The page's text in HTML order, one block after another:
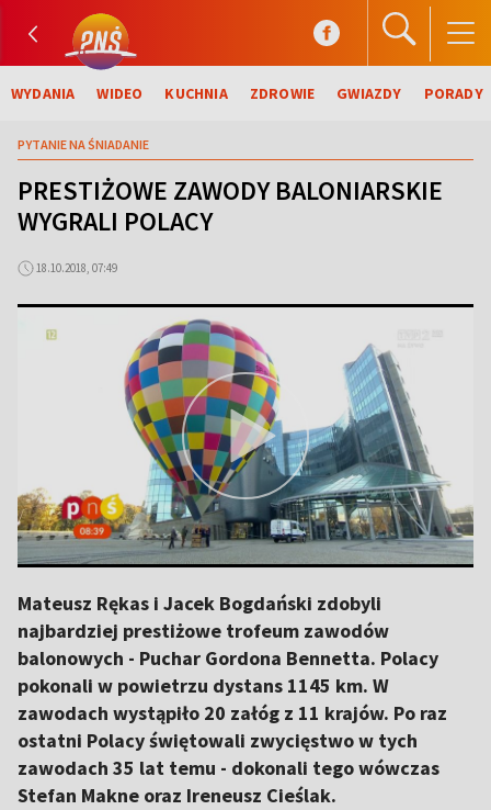
WYDANIA WIDEO KUCHNIA ZDROWIE GWIAZDY PORADY
PYTANIE NA ŚNIADANIE
PRESTIŻOWE ZAWODY BALONIARSKIE
WYGRALI POLACY
18.10.2018, 07:49
Mateusz Rękas i Jacek Bogdański zdobyli
najbardziej prestiżowe trofeum zawodów
balonowych - Puchar Gordona Bennetta. Polacy
pokonali w powietrzu dystans 1145 km. W
zawodach wystąpiło 20 załóg z 11 krajów. Po raz
ostatni Polacy świętowali zwycięstwo w tych
zawodach 35 lat temu - dokonali tego wówczas
Stefan Makne oraz Ireneusz Cieślak.